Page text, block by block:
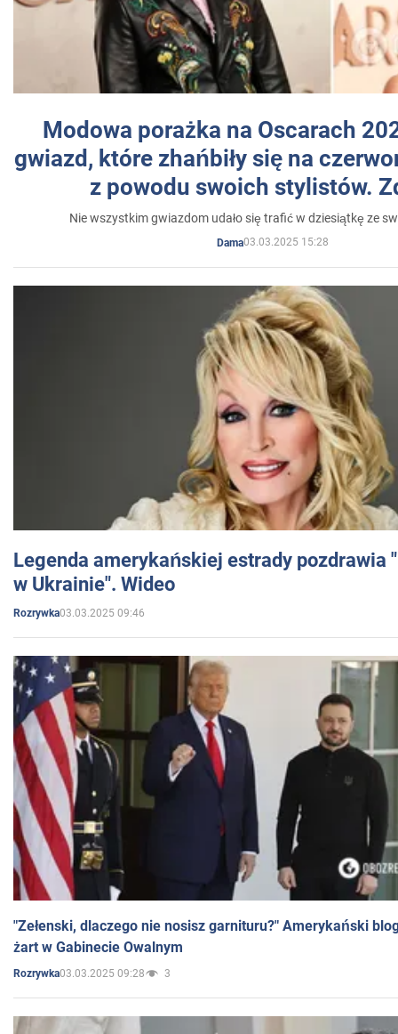
Modowa porażka na Oscarach
gwiazd, które zhańbiły się na
z powodu swoich stylistów.
Nie wszystkim gwiazdom udało się trafić w dziesiątkę ze
Dama03.03.2025 15:28
Legenda amerykańskiej estrady pozdrawia
w Ukrainie". Wideo
Rozrywka03.03.2025 09:46
"Zełenski, dlaczego nie nosisz garnituru?" Amerykański
żart w Gabinecie Owalnym
Rozrywka03.03.2025 09:28 3